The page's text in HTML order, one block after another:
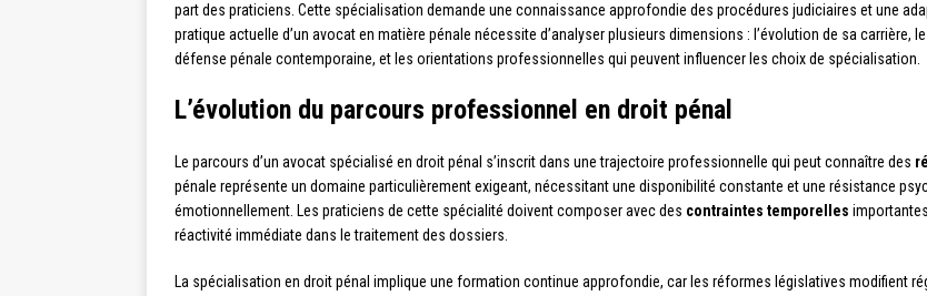
part des praticiens. Cette spécialisation demande une connaissance approfondie des procédures judiciaires et une
pratique actuelle d’un avocat en matière pénale nécessite d’analyser plusieurs dimensions : l’évolution de sa
défense pénale contemporaine, et les orientations professionnelles qui peuvent influencer les choix de spécialisation.
L’évolution du parcours professionnel en droit pénal
Le parcours d’un avocat spécialisé en droit pénal s’inscrit dans une trajectoire professionnelle qui peut connaître des
pénale représente un domaine particulièrement exigeant, nécessitant une disponibilité constante et une résistance
émotionnellement. Les praticiens de cette spécialité doivent composer avec des contraintes temporelles
réactivité immédiate dans le traitement des dossiers.
La spécialisation en droit pénal implique une formation continue approfondie, car les réformes législatives modifient